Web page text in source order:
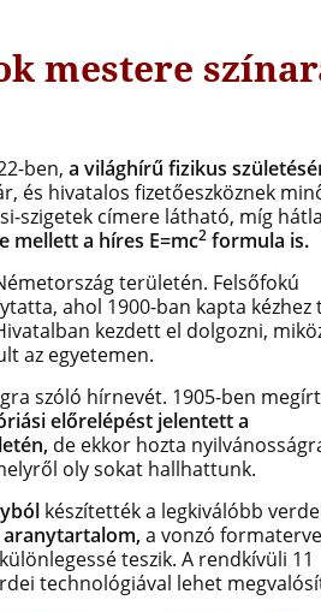
mestere
ben, a világhírű fizikus
és hivatalos fizetőeszköznek
szigetek címere látható, míg
mellett a híres E=mc2 formula is.
területén. Felsőfokú
ahol 1900-ban kapta kézhez
kezdett el dolgozni,
az egyetemen.
szóló hírnevét. 1905-ben
előrelépést jelentett a
de ekkor hozta
oly sokat hallhattunk.
készítették a legkiválóbb
aranytartalom,a vonzó
teszik. A rendkívüli 11
technológiával lehet